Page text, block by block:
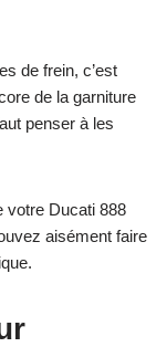
de frein, c’est
de la garniture
penser à les
votre Ducati 888
aisément faire